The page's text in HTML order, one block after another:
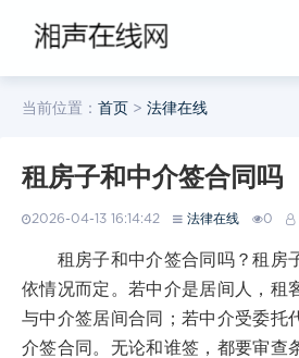
当前位置： 首页 > 法律在线
租房子和中介签合同吗
2026-04-13 16:14:42 法律在线 0
租房子和中介签合同吗？租房
依情况而定。若中介是居间人，租
与中介签居间合同；若中介受委托
介签合同。无论和谁签，都要审查